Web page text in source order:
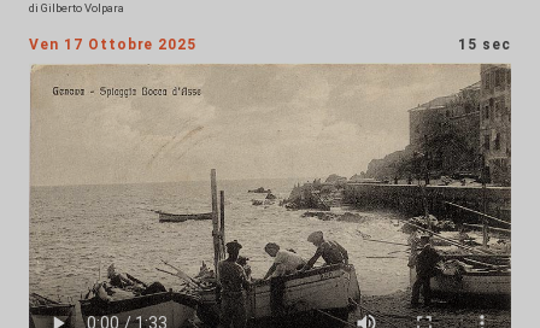
di Gilberto Volpara
Ven 17 Ottobre 2025 15 sec